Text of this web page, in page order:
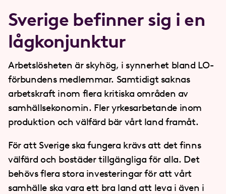
Sverige befinner sig i en
lågkonjunktur
Arbetslösheten är skyhög, i synnerhet bland LO-
förbundens medlemmar. Samtidigt saknas
arbetskraft inom flera kritiska områden av
samhällsekonomin. Fler yrkesarbetande inom
produktion och välfärd bär vårt land framåt.
För att Sverige ska fungera krävs att det finns
välfärd och bostäder tillgängliga för alla. Det
behövs flera stora investeringar för att vårt
samhälle ska vara ett bra land att leva i även i